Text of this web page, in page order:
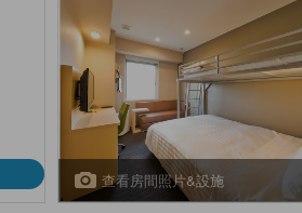
查看房間照片&設施